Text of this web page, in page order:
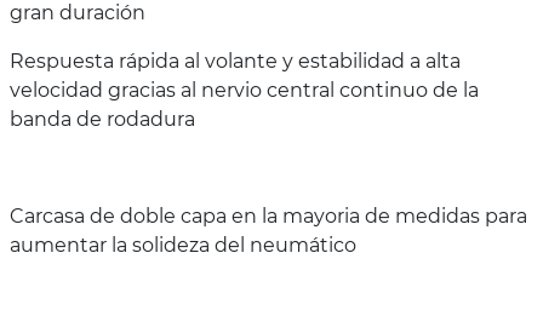
gran duración
Respuesta rápida al volante y estabilidad a alta
velocidad gracias al nervio central continuo de la
banda de rodadura
Carcasa de doble capa en la mayoria de medidas para
aumentar la solideza del neumático